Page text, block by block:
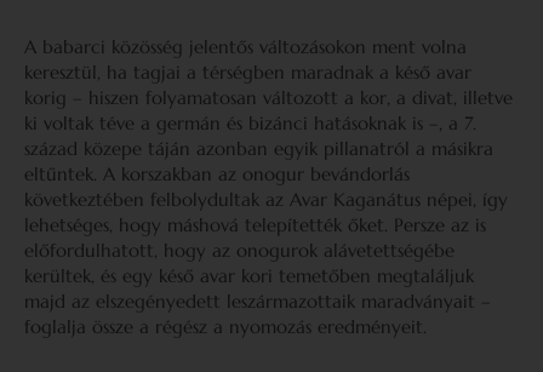
A babarci közösség jelentős változásokon ment volna
keresztül, ha tagjai a térségben maradnak a késő avar
korig – hiszen folyamatosan változott a kor, a divat, illetve
ki voltak téve a germán és bizánci hatásoknak is –, a 7.
század közepe táján azonban egyik pillanatról a másikra
eltűntek. A korszakban az onogur bevándorlás
következtében felbolydultak az Avar Kaganátus népei, így
lehetséges, hogy máshová telepítették őket. Persze az is
előfordulhatott, hogy az onogurok alávetettségébe
kerültek, és egy késő avar kori temetőben megtaláljuk
majd az elszegényedett leszármazottaik maradványait –
foglalja össze a régész a nyomozás eredményeit.